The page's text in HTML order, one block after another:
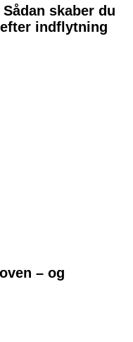
skaber du
indflytning
– og